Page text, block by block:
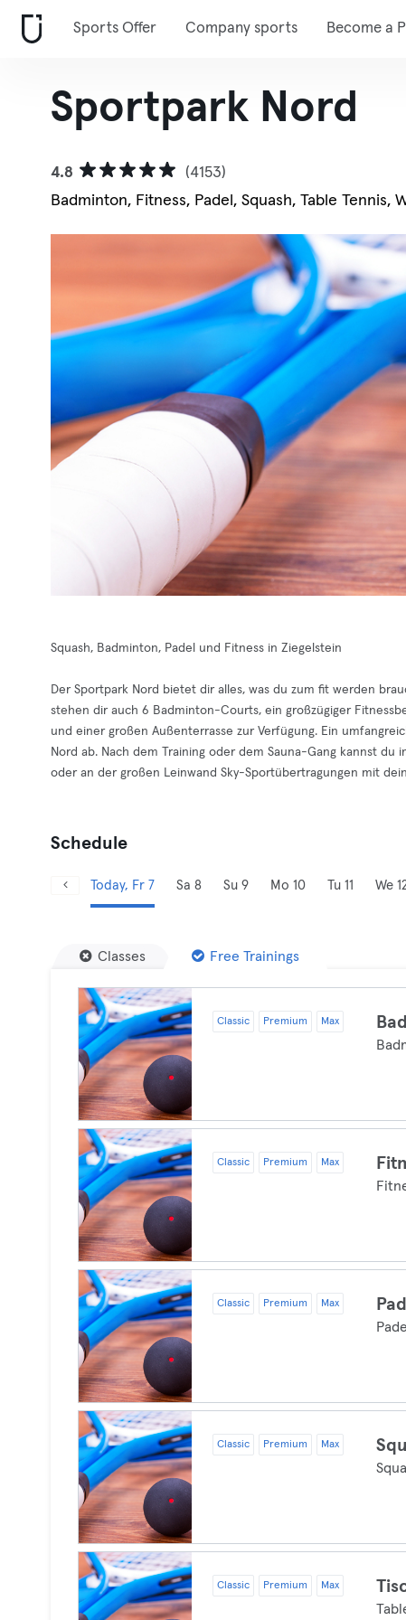
Sports Offer Company sports Become a
Sportpark Nord
4.8
(4153)
Badminton, Fitness, Padel, Squash, Table Tennis,
Squash, Badminton, Padel und Fitness in Ziegelstein
Der Sportpark Nord bietet dir alles, was du zum fit werden
stehen dir auch 6 Badminton-Courts, ein großzügiger
und einer großen Außenterrasse zur Verfügung. Ein
Nord ab. Nach dem Training oder dem Sauna-Gang kannst
oder an der großen Leinwand Sky-Sportübertragungen mit
Schedule
Today, Fr 7 Sa 8 Su 9 Mo 10 Tu 11 We
Classes Free Trainings
Classic Premium Max
Classic Premium Max
Classic Premium Max
Padel
Classic Premium Max
Classic Premium Max